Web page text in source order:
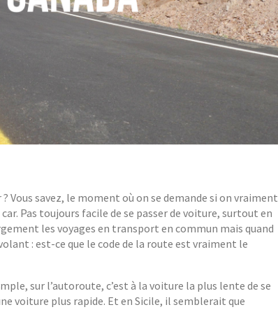
Vous savez, le moment où on se demande si on vraiment
Pas toujours facile de se passer de voiture, surtout en
les voyages en transport en commun mais quand
: est-ce que le code de la route est vraiment le
sur l’autoroute, c’est à la voiture la plus lente de se
voiture plus rapide. Et en Sicile, il semblerait que